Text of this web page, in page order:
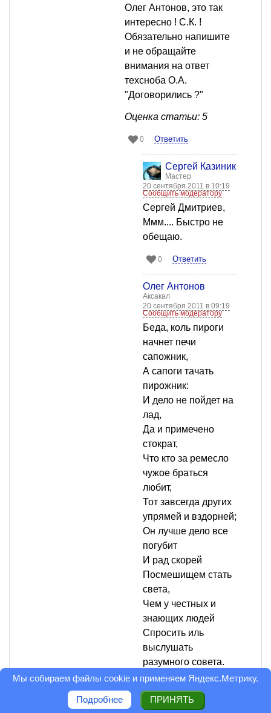
Олег Антонов, это так
интересно ! С.К. !
Обязательно напишите
и не обращайте
внимания на ответ
техсноба О.А.
"Договорились ?"
Оценка статьи: 5
0 Ответить
Сергей Казиник
Мастер
20 сентября 2011 в 10:19
Сообщить модератору
Сергей Дмитриев,
Ммм.... Быстро не
обещаю.
0 Ответить
Олег Антонов
Аксакал
20 сентября 2011 в 09:19
Сообщить модератору
Беда, коль пироги
начнет печи
сапожник,
А сапоги тачать
пирожник:
И дело не пойдет на
лад,
Да и примечено
стократ,
Что кто за ремесло
чужое браться
любит,
Тот завсегда других
упрямей и вздорней;
Он лучше дело все
погубит
И рад скорей
Посмешищем стать
света,
Чем у честных и
знающих людей
Спросить иль
выслушать
разумного совета.
Оценка статьи: 2
Ответить
Мы собираем файлы cookie и применяем Яндекс.Метрику.
Подробнее ПРИНЯТЬ